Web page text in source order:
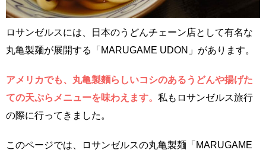
ロサンゼルスには、日本のうどんチェーン店として有名な
丸亀製麺が展開する「MARUGAME UDON」があります。
アメリカでも、丸亀製麵らしいコシのあるうどんや揚げた
ての天ぷらメニューを味わえます。 私もロサンゼルス旅行
の際に行ってきました。
このページでは、ロサンゼルスの丸亀製麺「MARUGAME